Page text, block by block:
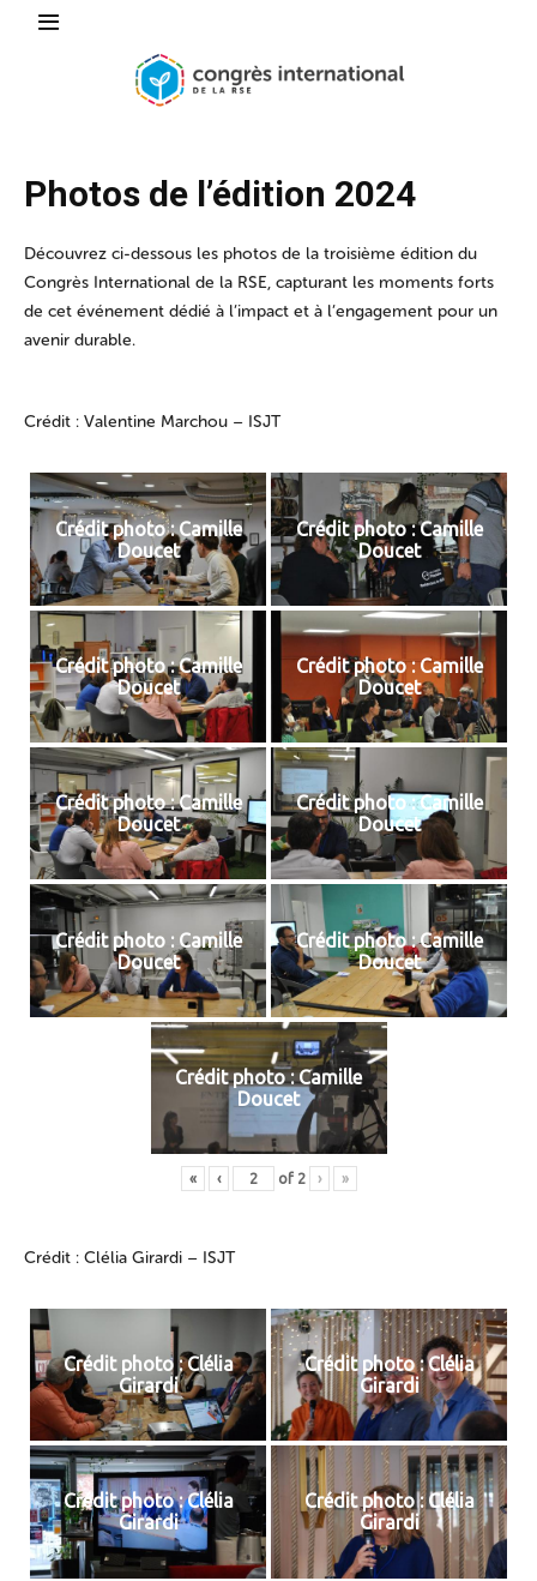
Photos de l’édition 2024
Découvrez ci-dessous les photos de la troisième édition du
Congrès International de la RSE, capturant les moments forts
de cet événement dédié à l’impact et à l’engagement pour un
avenir durable.
Crédit : Valentine Marchou – ISJT
Crédit photo : Camille
Doucet
Crédit photo : Camille
Doucet
Crédit photo : Camille
Doucet
Crédit photo : Camille
Doucet
Crédit photo : Camille
Doucet
Crédit photo : Camille
Doucet
Crédit photo : Camille
Doucet
Crédit photo : Camille
Doucet
Crédit photo : Camille
Doucet
« ‹ of 2 › »
Crédit : Clélia Girardi – ISJT
Crédit photo : Clélia
Girardi
Crédit photo : Clélia
Girardi
Crédit photo : Clélia
Girardi
Crédit photo : Clélia
Girardi